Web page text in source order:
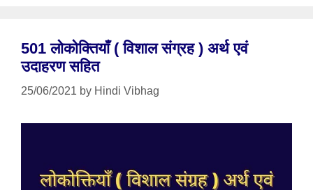
501 लोकोक्तियाँ ( विशाल संग्रह ) अर्थ एवं
उदाहरण सहित
25/06/2021 by Hindi Vibhag